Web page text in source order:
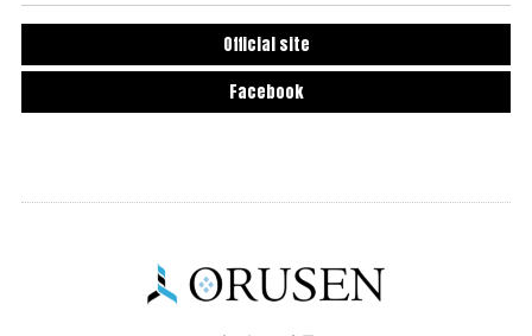
Official site
Facebook